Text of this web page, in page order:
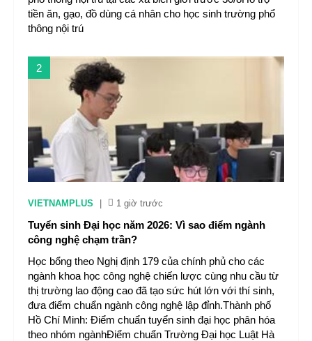
tiền ăn, gạo, đồ dùng cá nhân cho học sinh trường phổ
thông nội trú
2
VIETNAMPLUS 1 giờ trước
Tuyển sinh Đại học năm 2026: Vì sao điểm ngành
công nghệ chạm trần?
Học bổng theo Nghị định 179 của chính phủ cho các
ngành khoa học công nghệ chiến lược cùng nhu cầu từ
thị trường lao động cao đã tạo sức hút lớn với thí sinh,
đưa điểm chuẩn ngành công nghệ lập đỉnh.Thành phố
Hồ Chí Minh: Điểm chuẩn tuyển sinh đại học phân hóa
theo nhóm ngànhĐiểm chuẩn Trường Đại học Luật Hà